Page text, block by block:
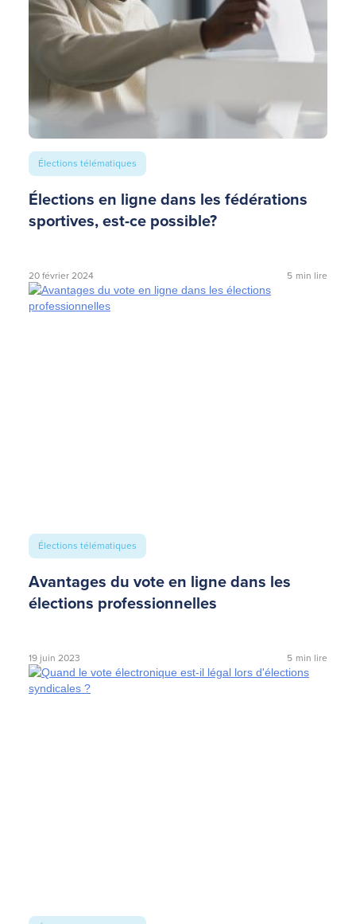
Élections télématiques
Élections en ligne dans les fédérations
sportives, est-ce possible?
20 février 2024 5 min lire
Élections télématiques
Avantages du vote en ligne dans les
élections professionnelles
19 juin 2023 5 min lire